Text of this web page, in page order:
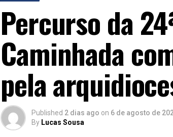
Percurso da
Caminhada
pela
Published 2 dias ago on 6 de agosto de
By Lucas Sousa